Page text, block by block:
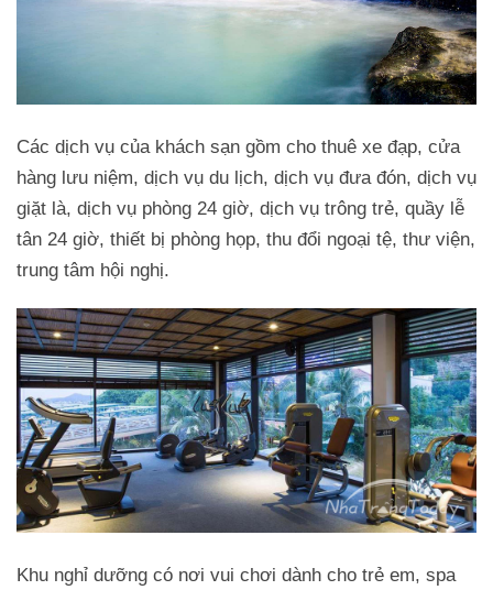
Các dịch vụ của khách sạn gồm cho thuê xe đạp, cửa
hàng lưu niệm, dịch vụ du lịch, dịch vụ đưa đón, dịch vụ
giặt là, dịch vụ phòng 24 giờ, dịch vụ trông trẻ, quầy lễ
tân 24 giờ, thiết bị phòng họp, thu đổi ngoại tệ, thư viện,
trung tâm hội nghị.
Khu nghỉ dưỡng có nơi vui chơi dành cho trẻ em, spa